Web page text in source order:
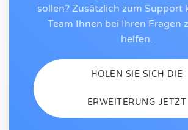
sollen? Zusätzlich zum Support
Team Ihnen bei Ihren Fragen
helfen.
HOLEN SIE SICH DIE
ERWEITERUNG JETZT